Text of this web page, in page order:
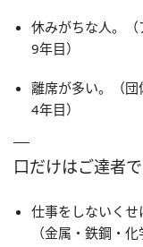
休みがちな人。
9年目）
離席が多い。（
4年目）
口だけはご達者
仕事をしないくせ
（金属・鉄鋼・